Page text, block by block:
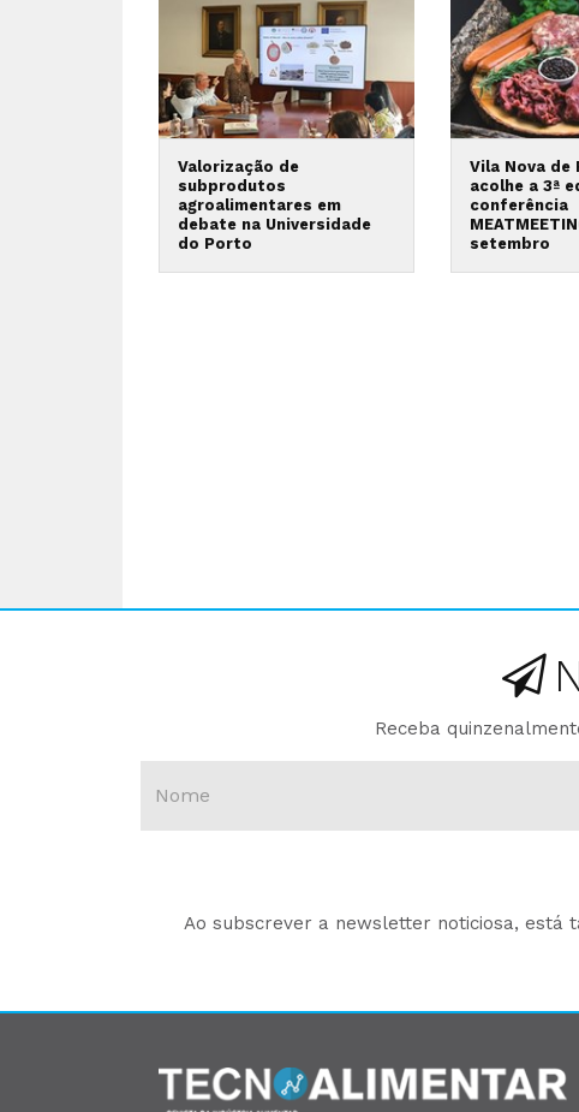
Valorização de
subprodutos
agroalimentares em
debate na Universidade
do Porto
Vila Nova de
acolhe a 3ª
conferência
setembro
Receba
Ao subscrever a newsletter noticiosa, está